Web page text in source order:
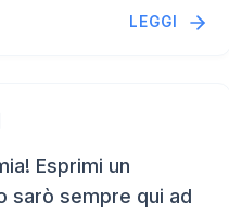
LEGGI
Esprimi un
sarò sempre qui ad